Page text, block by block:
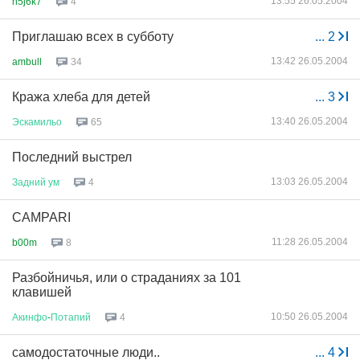
... 2
Приглашаю всех в субботу
ambull 34 13:42 26.05.2004
... 3
Кража хлеба для детей
Эскамильо 65 13:40 26.05.2004
Последний выстрел
Задний ум 4 13:03 26.05.2004
CAMPARI
b00m 8 11:28 26.05.2004
Разбойничья, или о страданиях за 101
клавишей
Акинфо-Потапий 4 10:50 26.05.2004
... 4
самодостаточные люди..